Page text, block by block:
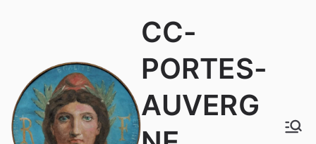
CC-
PORTES-
AUVERG